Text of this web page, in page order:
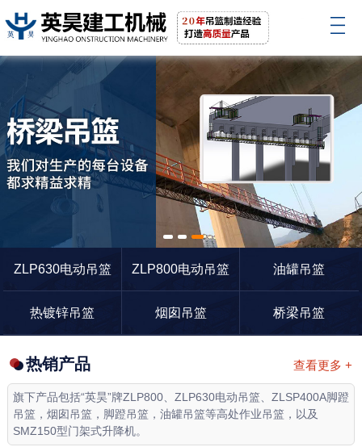
1 2 3
ZLP630电动吊篮
ZLP800电动吊篮 油罐吊篮
热镀锌吊篮 烟囱吊篮 桥梁吊篮
查看更多 +
热销产品
旗下产品包括“英昊”牌ZLP800、ZLP630电动吊篮、ZLSP400A脚蹬
吊篮，烟囱吊篮，脚蹬吊篮，油罐吊篮等高处作业吊篮，以及
SMZ150型门架式升降机。